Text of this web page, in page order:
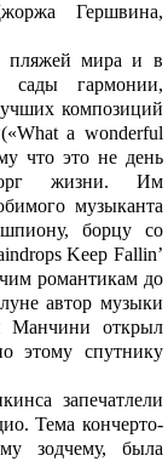
Гершвина,
пляжей мира и в
гармонии,
композиций
a wonderful
что это не день
жизни. Им
музыканта
борцу со
Keep Fallin’
романтикам до
автор музыки
Манчини открыл
этому спутнику
запечатлели
Тема кончерто-
зодчему, была